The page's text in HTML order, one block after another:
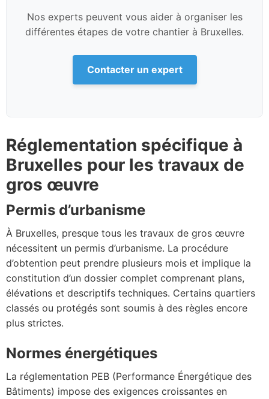
Nos experts peuvent vous aider à organiser les
différentes étapes de votre chantier à Bruxelles.
Contacter un expert
Réglementation spécifique à
Bruxelles pour les travaux de
gros œuvre
Permis d’urbanisme
À Bruxelles, presque tous les travaux de gros œuvre
nécessitent un permis d’urbanisme. La procédure
d’obtention peut prendre plusieurs mois et implique la
constitution d’un dossier complet comprenant plans,
élévations et descriptifs techniques. Certains quartiers
classés ou protégés sont soumis à des règles encore
plus strictes.
Normes énergétiques
La réglementation PEB (Performance Énergétique des
Bâtiments) impose des exigences croissantes en